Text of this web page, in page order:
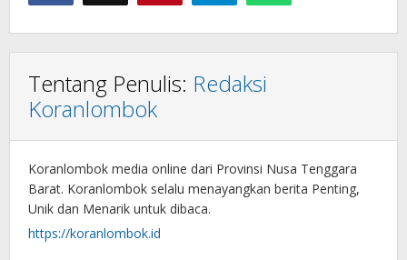
Tentang Penulis: Redaksi
Koranlombok
Koranlombok media online dari Provinsi Nusa Tenggara
Barat. Koranlombok selalu menayangkan berita Penting,
Unik dan Menarik untuk dibaca.
https://koranlombok.id